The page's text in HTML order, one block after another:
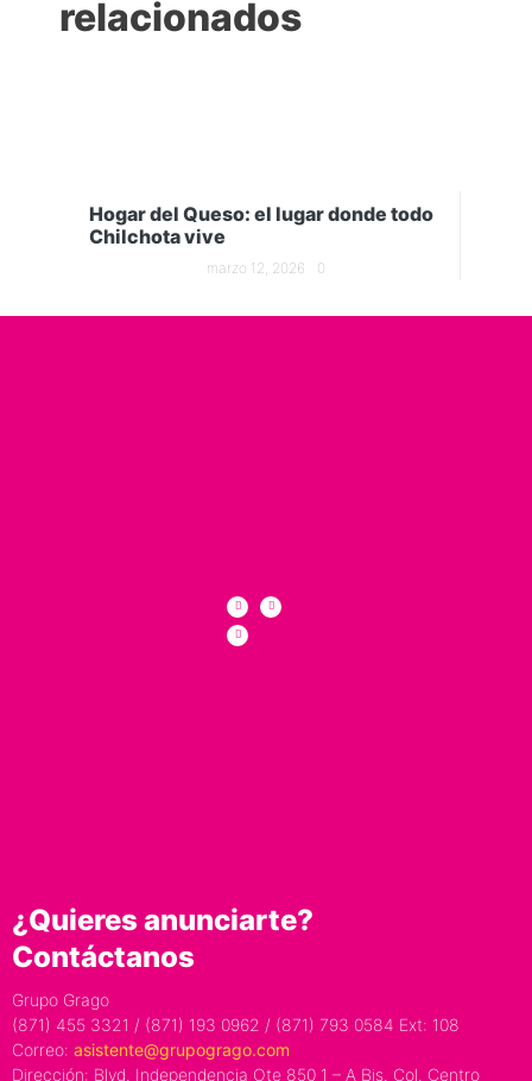
relacionados
Hogar del Queso: el lugar donde todo
Chilchota vive
marzo 12, 2026 0
¿Quieres anunciarte?
Contáctanos
Grupo Grago
(871) 455 3321 / (871) 193 0962 / (871) 793 0584 Ext: 108
Correo: asistente@grupogrago.com
Dirección: Blvd. Independencia Ote 850 1 – A Bis. Col. Centro